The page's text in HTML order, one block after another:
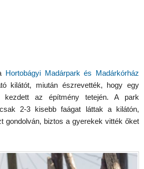
Hortobágyi Madárpark és Madárkórház
kilátót, miután észrevették, hogy egy
kezdett az építmény tetején. A park
2-3 kisebb faágat láttak a kilátón,
gondolván, biztos a gyerekek vitték őket